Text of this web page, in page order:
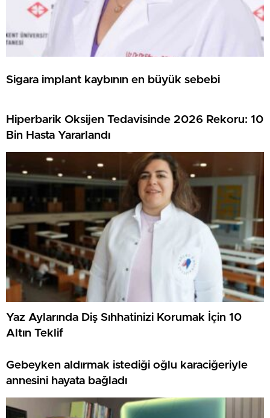
Sigara implant kaybının en büyük sebebi
Hiperbarik Oksijen Tedavisinde 2026 Rekoru: 10
Bin Hasta Yararlandı
Yaz Aylarında Diş Sıhhatinizi Korumak İçin 10
Altın Teklif
Gebeyken aldırmak istediği oğlu karaciğeriyle
annesini hayata bağladı